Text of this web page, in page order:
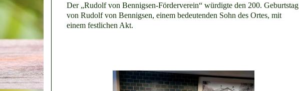
Der „Rudolf von Bennigsen-Förderverein“ würdigte den 200. Geburtstag
von Rudolf von Bennigsen, einem bedeutenden Sohn des Ortes, mit
einem festlichen Akt.